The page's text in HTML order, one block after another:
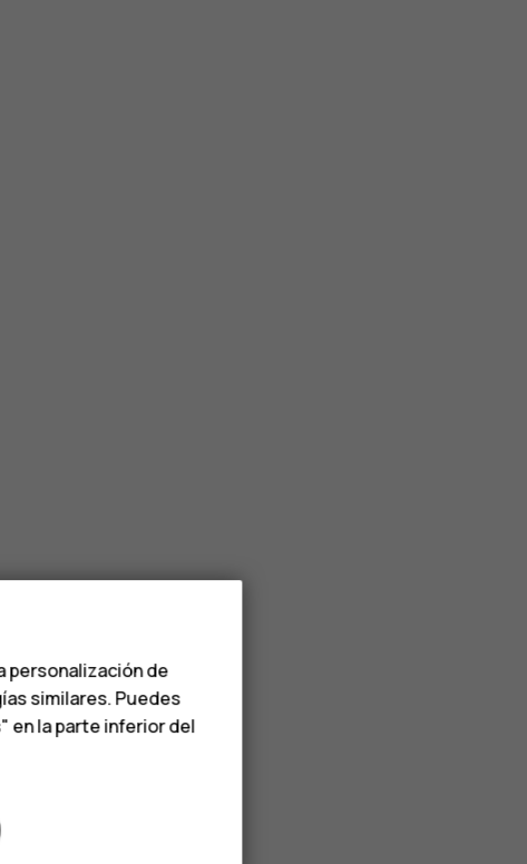
personalización de
similares. Puedes
en la parte inferior del